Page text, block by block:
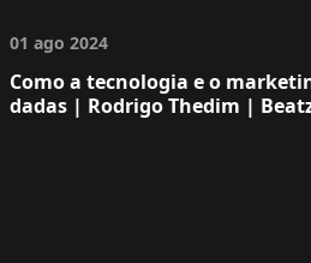
01 ago 2024
Como a tecnologia e o
dadas | Rodrigo Thedim |